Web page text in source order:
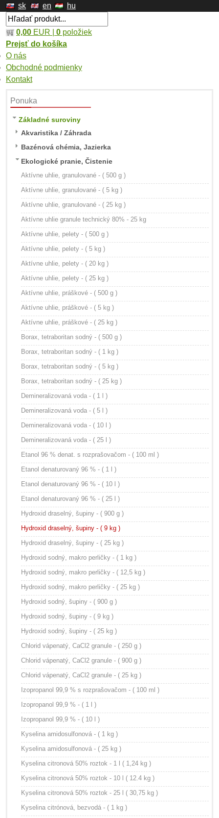
sk en hu
0,00 EUR | 0 položiek
Prejsť do košíka
O nás
Obchodné podmienky
Kontakt
Ponuka
Základné suroviny
Akvaristika / Záhrada
Bazénová chémia, Jazierka
Ekologické pranie, Čistenie
Aktívne uhlie, granulované - ( 500 g )
Aktívne uhlie, granulované - ( 5 kg )
Aktívne uhlie, granulované - ( 25 kg )
Aktívne uhlie granule technický 80% - 25 kg
Aktívne uhlie, pelety - ( 500 g )
Aktívne uhlie, pelety - ( 5 kg )
Aktívne uhlie, pelety - ( 20 kg )
Aktívne uhlie, pelety - ( 25 kg )
Aktívne uhlie, práškové - ( 500 g )
Aktívne uhlie, práškové - ( 5 kg )
Aktívne uhlie, práškové - ( 25 kg )
Borax, tetraboritan sodný - ( 500 g )
Borax, tetraboritan sodný - ( 1 kg )
Borax, tetraboritan sodný - ( 5 kg )
Borax, tetraboritan sodný - ( 25 kg )
Demineralizovaná voda - ( 1 l )
Demineralizovaná voda - ( 5 l )
Demineralizovaná voda - ( 10 l )
Demineralizovaná voda - ( 25 l )
Etanol 96 % denat. s rozprašovačom - ( 100 ml )
Etanol denaturovaný 96 % - ( 1 l )
Etanol denaturovaný 96 % - ( 10 l )
Etanol denaturovaný 96 % - ( 25 l )
Hydroxid draselný, šupiny - ( 900 g )
Hydroxid draselný, šupiny - ( 9 kg )
Hydroxid draselný, šupiny - ( 25 kg )
Hydroxid sodný, makro perličky - ( 1 kg )
Hydroxid sodný, makro perličky - ( 12,5 kg )
Hydroxid sodný, makro perličky - ( 25 kg )
Hydroxid sodný, šupiny - ( 900 g )
Hydroxid sodný, šupiny - ( 9 kg )
Hydroxid sodný, šupiny - ( 25 kg )
Chlorid vápenatý, CaCl2 granule - ( 250 g )
Chlorid vápenatý, CaCl2 granule - ( 900 g )
Chlorid vápenatý, CaCl2 granule - ( 25 kg )
Izopropanol 99,9 % s rozprašovačom - ( 100 ml )
Izopropanol 99,9 % - ( 1 l )
Izopropanol 99,9 % - ( 10 l )
Kyselina amidosulfonová - ( 1 kg )
Kyselina amidosulfonová - ( 25 kg )
Kyselina citronová 50% roztok - 1 l ( 1,24 kg )
Kyselina citronová 50% roztok - 10 l ( 12.4 kg )
Kyselina citronová 50% roztok - 25 l ( 30,75 kg )
Kyselina citrónová, bezvodá - ( 1 kg )